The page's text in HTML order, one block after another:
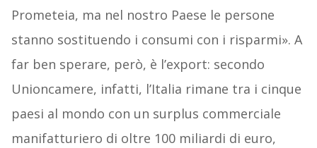
Prometeia, ma nel nostro Paese le persone
stanno sostituendo i consumi con i risparmi». A
far ben sperare, però, è l’export: secondo
Unioncamere, infatti, l’Italia rimane tra i cinque
paesi al mondo con un surplus commerciale
manifatturiero di oltre 100 miliardi di euro,